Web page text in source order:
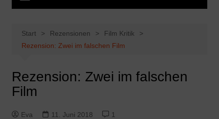
Start Rezensionen
Film Kritik
Rezension: Zwei im falschen Film
Rezension: Zwei im falschen
Film
Eva 11. Juni 2018
1